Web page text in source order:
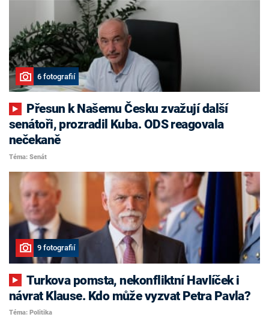
6 fotografií
senátoři, prozradil Kuba. ODS reagovala
nečekaně
Téma: Senát
9 fotografií
Turkova pomsta, nekonfliktní Havlíček i
návrat Klause. Kdo může vyzvat Petra Pavla?
Téma: Politika